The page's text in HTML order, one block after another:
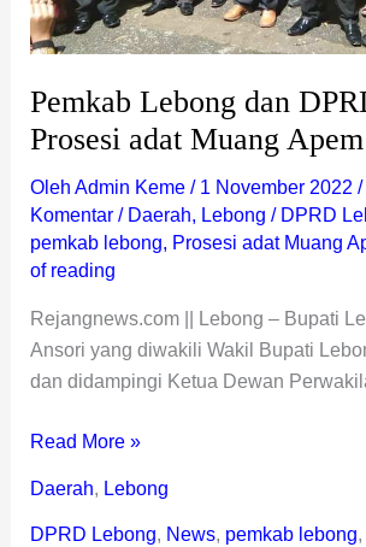
Pemkab Lebong dan
Prosesi adat Muang Apem
Oleh Admin Keme / 1 November 2022 /
Komentar / Daerah, Lebong / DPRD
pemkab lebong, Prosesi adat Muang
of reading
Rejangnews.com || Lebong – Bupati
Ansori yang diwakili Wakil Bupati
dan didampingi Ketua Dewan
Read More »
Daerah, Lebong
DPRD Lebong, News, pemkab lebong,